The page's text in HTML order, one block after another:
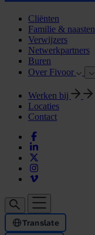
Cliënten
Familie & naasten
Verwijzers
Netwerkpartners
Buren
Over Fivoor
Werken bij
Locaties
Contact
Translate